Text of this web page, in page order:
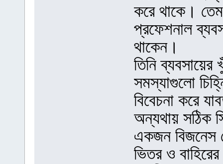
করে থাকে।
প্রফেশনাল
থাকেন।
তিনি ব্যবসায়ের
সমস্যাগুলো
বিবেচনা করে
অন্যথায় সঠিক
একজন বিজনেস
ভিতর ও